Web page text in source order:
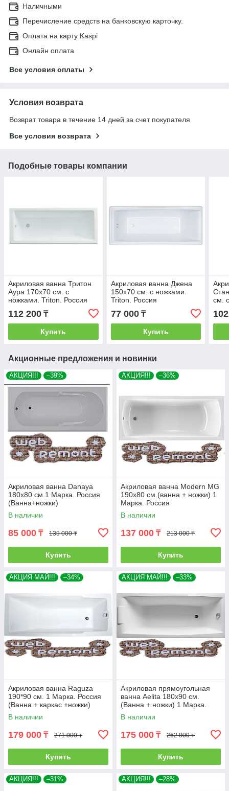
Наличными
Перечисление средств на банковскую карточку.
Оплата на карту Kaspi
Онлайн оплата
Все условия оплаты
Условия возврата
Возврат товара в течение 14 дней за счет покупателя
Все условия возврата
Подобные товары компании
Акриловая ванна Тритон
Аура 170х70 см. с
ножками. Triton. Россия
112 200 ₸
Купить
Акриловая ванна Джена
150х70 см. с ножками.
Triton. Россия
77 000₸
Купить
см.
Акционные предложения и новинки
АКЦИЯ!!! –39%
Акриловая ванна Danaya
180x80 см.1 Марка. Россия
(Ванна+ножки)
В наличии
85 000 ₸ 139 000 ₸
Купить
АКЦИЯ!!! –36%
Акриловая ванна Modern MG
190х80 см.(ванна + ножки) 1
Марка. Россия
В наличии
137 000 ₸ 213 000 ₸
Купить
АКЦИЯ МАЙ!!! –34%
Акриловая ванна Raguza
190*90 см. 1 Марка. Россия
(Ванна + каркас +ножки)
В наличии
179 000 ₸ 271 000 ₸
Купить
АКЦИЯ МАЙ!!! –33%
Акриловая прямоугольная
ванна Aelita 180х90 см.
(Ванна + ножки) 1 Марка.
Россия
В наличии
175 000 ₸ 262 000 ₸
Купить
АКЦИЯ!!! –31% АКЦИЯ!!! –28%